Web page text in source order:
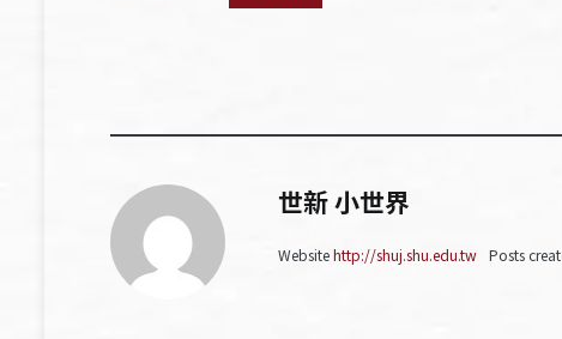
世新 小世界
Websitehttp://shuj.shu.edu.tw Posts